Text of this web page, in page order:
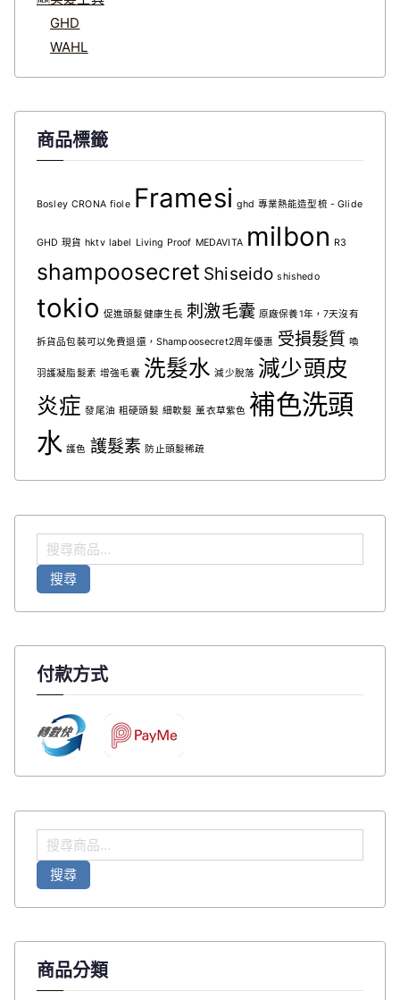
GHD
WAHL
商品標籤
Bosley CRONA fiole Framesi ghd 專業熱能造型梳 - Glide
GHD 現貨 hktv label Living Proof MEDAVITA milbon R3
shampoosecret Shiseido shishedo
tokio 促進頭髮健康生長 刺激毛囊 原廠保養1年，7天沒有
拆貨品包裝可以免費退還，Shampoosecret2周年優惠 受損髮質 喚
羽護凝脂髮素 增強毛囊 洗髮水 減少脫落 減少頭皮
炎症 發尾油 粗硬頭髮 細軟髮 薰衣草紫色 補色洗頭
水 護色 護髮素 防止頭髮稀疏
搜
尋
搜尋
付款方式
搜
尋
搜尋
商品分類